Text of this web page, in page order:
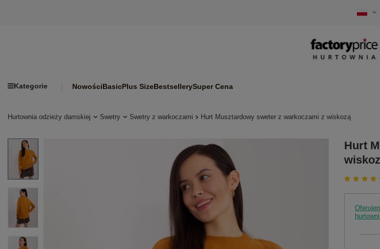
Kategorie NowościBasicPlus SizeBestsellerySuper Cena
Hurtownia odzieży damskiej Swetry Swetry z warkoczami Hurt Musztardowy sweter z warkoczami z wiskozą
Hurt